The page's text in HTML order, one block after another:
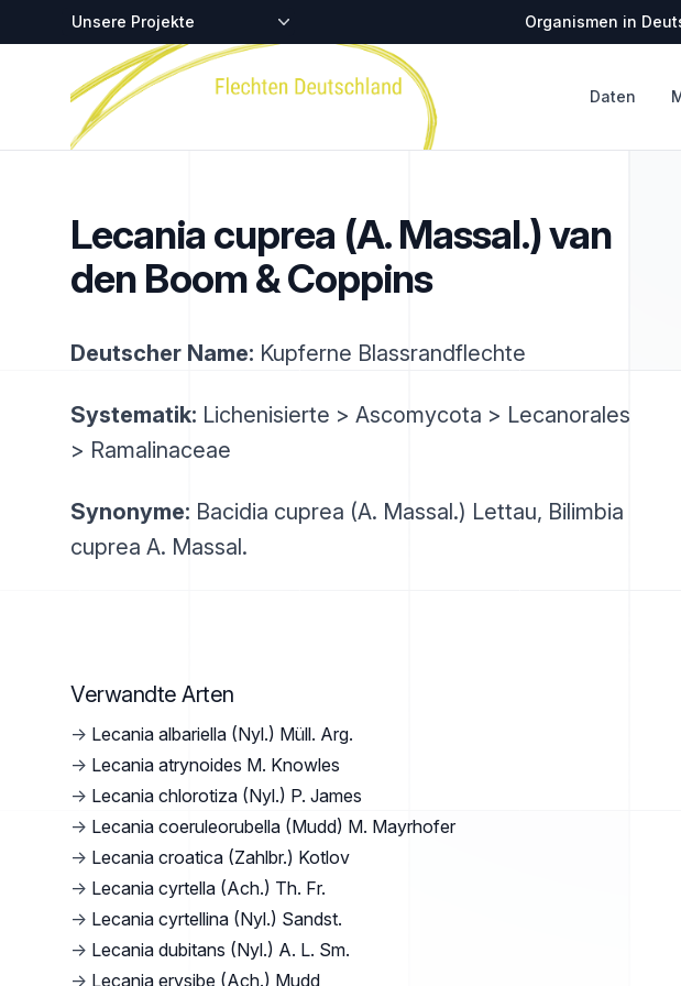
Zentralstellen-Projekte Organismen in
Startseite
Daten
Lecania cuprea (A. Massal.) van
den Boom & Coppins
Deutscher Name: Kupferne Blassrandflechte
Systematik: Lichenisierte > Ascomycota > Lecanorales
> Ramalinaceae
Synonyme: Bacidia cuprea (A. Massal.) Lettau, Bilimbia
cuprea A. Massal.
Verwandte Arten
→ Lecania albariella (Nyl.) Müll. Arg.
→ Lecania atrynoides M. Knowles
→ Lecania chlorotiza (Nyl.) P. James
→ Lecania coeruleorubella (Mudd) M. Mayrhofer
→ Lecania croatica (Zahlbr.) Kotlov
→ Lecania cyrtella (Ach.) Th. Fr.
→ Lecania cyrtellina (Nyl.) Sandst.
→ Lecania dubitans (Nyl.) A. L. Sm.
→ Lecania erysibe (Ach.) Mudd